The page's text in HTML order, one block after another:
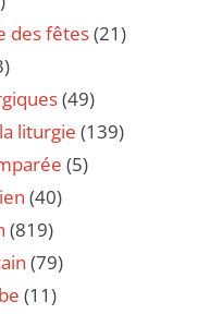
des fêtes(21)
(49)
liturgie (139)
(5)
(40)
(819)
(79)
(11)